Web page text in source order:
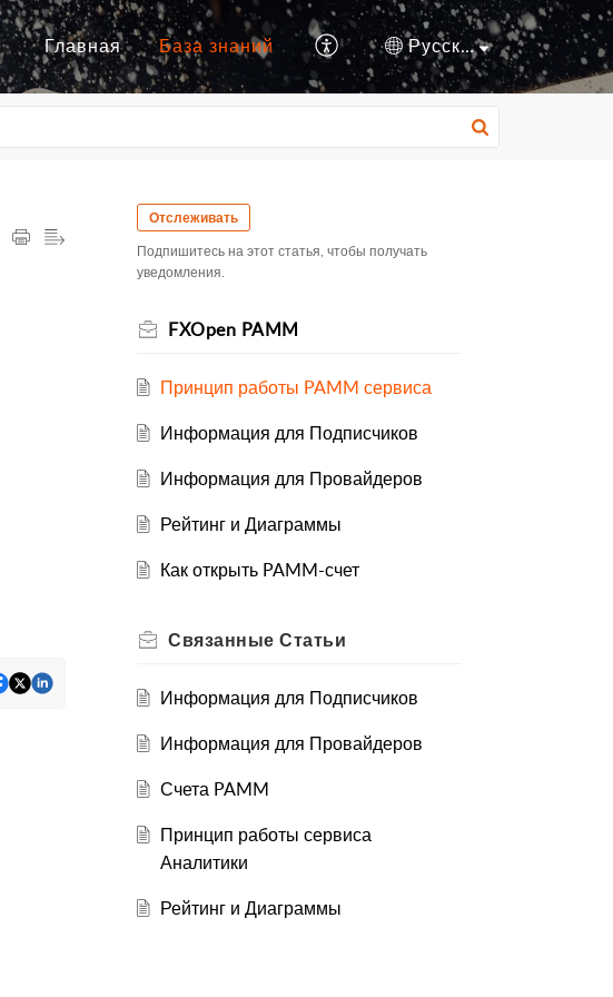
Главная База знаний Русский
Отслеживать
Подпишитесь на этот статья, чтобы получать
уведомления.
FXOpen PAMM
Принцип работы PAMM сервиса
Информация для Подписчиков
Информация для Провайдеров
Рейтинг и Диаграммы
Как открыть PAMM-счет
Связанные Статьи
Информация для Подписчиков
Информация для Провайдеров
Счета PAMM
Принцип работы сервиса
Аналитики
Рейтинг и Диаграммы